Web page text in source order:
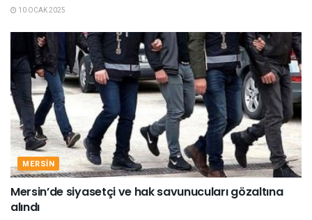
10 OCAK 2025
MERSIN
Mersin’de siyasetçi ve hak savunucuları gözaltına
alındı